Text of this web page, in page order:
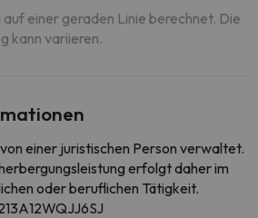
einer geraden Linie berechnet. Die
kann variieren.
einer juristischen Person verwaltet.
erfolgt daher im
oder beruflichen Tätigkeit.